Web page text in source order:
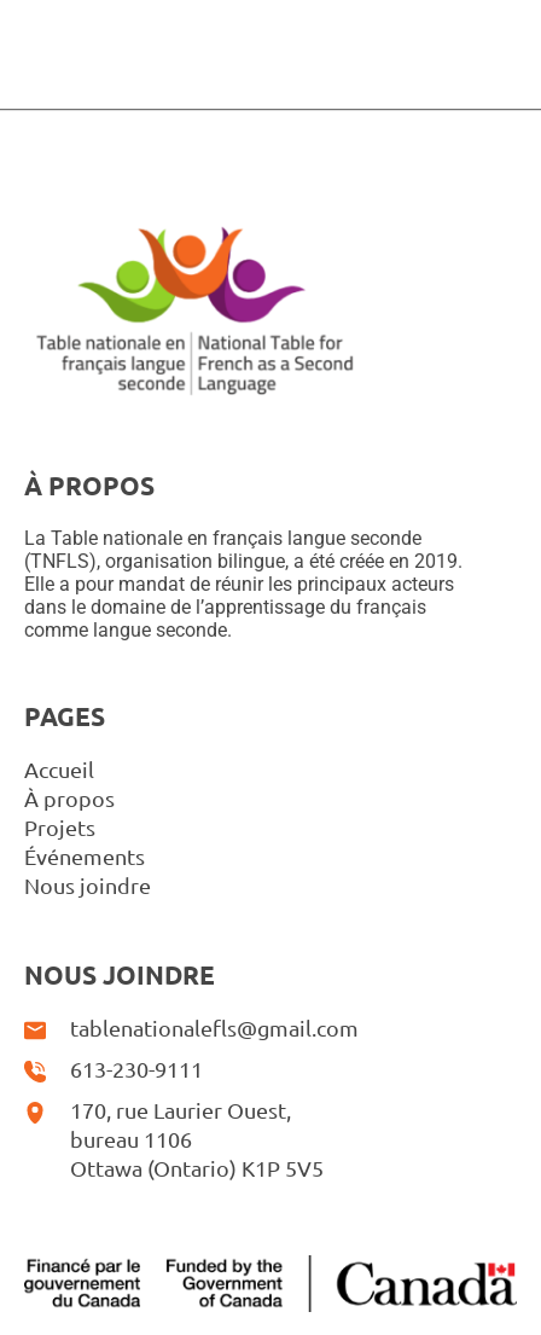
À PROPOS
La Table nationale en français langue seconde
(TNFLS), organisation bilingue, a été créée en 2019.
Elle a pour mandat de réunir les principaux acteurs
dans le domaine de l’apprentissage du français
comme langue seconde.
PAGES
Accueil
À propos
Projets
Événements
Nous joindre
NOUS JOINDRE
tablenationalefls@gmail.com
613-230-9111
170, rue Laurier Ouest,
bureau 1106
Ottawa (Ontario) K1P 5V5